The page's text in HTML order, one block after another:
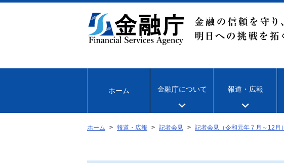
文
移
ホーム 金融庁について 報道・広報
ホーム 報道・広報 記者会見 記者会見（令和元年７月～12月）